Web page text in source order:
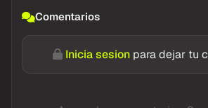
Comentarios
Inicia sesion para dejar tu